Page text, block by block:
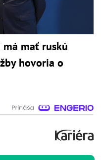
mať ruskú
hovoria o